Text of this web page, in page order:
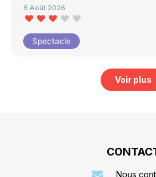
6 Août 2026
Spectacle
Voir plus
Nous